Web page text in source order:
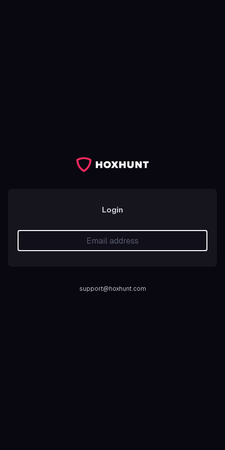
Login
support@hoxhunt.com